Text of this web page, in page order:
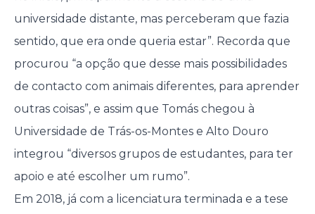
universidade distante, mas perceberam que fazia
sentido, que era onde queria estar”. Recorda que
procurou “a opção que desse mais possibilidades
de contacto com animais diferentes, para aprender
outras coisas”, e assim que Tomás chegou à
Universidade de Trás-os-Montes e Alto Douro
integrou “diversos grupos de estudantes, para ter
apoio e até escolher um rumo”.
Em 2018, já com a licenciatura terminada e a tese